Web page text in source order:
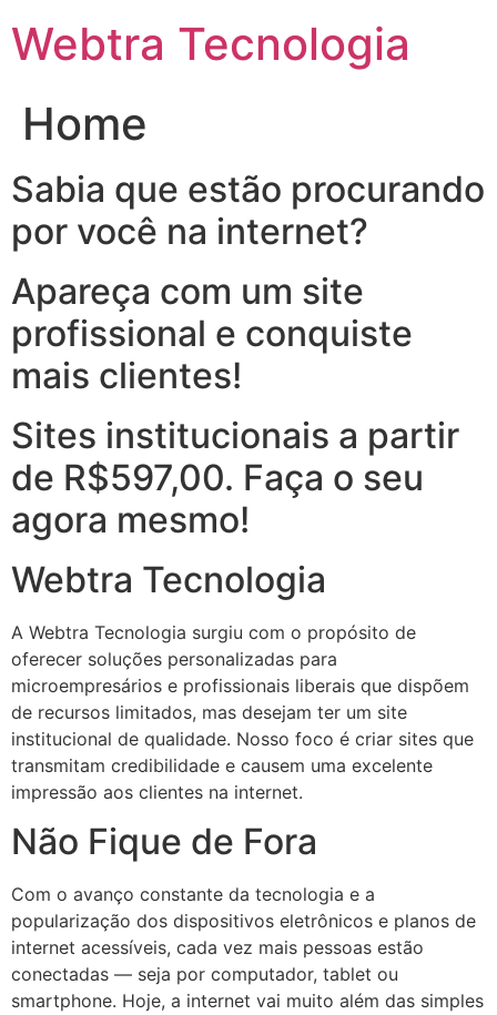
para
Webtra Tecnologia
Home
Sabia que estão procurando
por você na internet?
Apareça com um site
profissional e conquiste
mais clientes!
Sites institucionais a partir
de R$597,00. Faça o seu
agora mesmo!
Webtra Tecnologia
A Webtra Tecnologia surgiu com o propósito de
oferecer soluções personalizadas para
microempresários e profissionais liberais que dispõem
de recursos limitados, mas desejam ter um site
institucional de qualidade. Nosso foco é criar sites que
transmitam credibilidade e causem uma excelente
impressão aos clientes na internet.
Não Fique de Fora
Com o avanço constante da tecnologia e a
popularização dos dispositivos eletrônicos e planos de
internet acessíveis, cada vez mais pessoas estão
conectadas — seja por computador, tablet ou
smartphone. Hoje, a internet vai muito além das simples